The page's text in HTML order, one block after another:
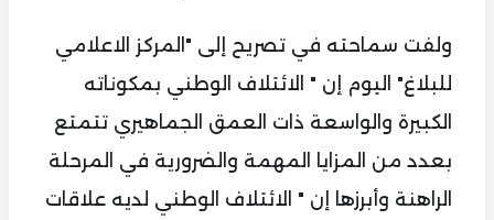
ولفت سماحته في تصريح إلى "المركز الاعلامي
للبلاغ" اليوم إن " الائتلاف الوطني بمكوناته
الكبيرة والواسعة ذات العمق الجماهيري تتمتع
بعدد من المزايا المهمة والضرورية في المرحلة
الراهنة وأبرزها إن " الائتلاف الوطني لديه علاقات